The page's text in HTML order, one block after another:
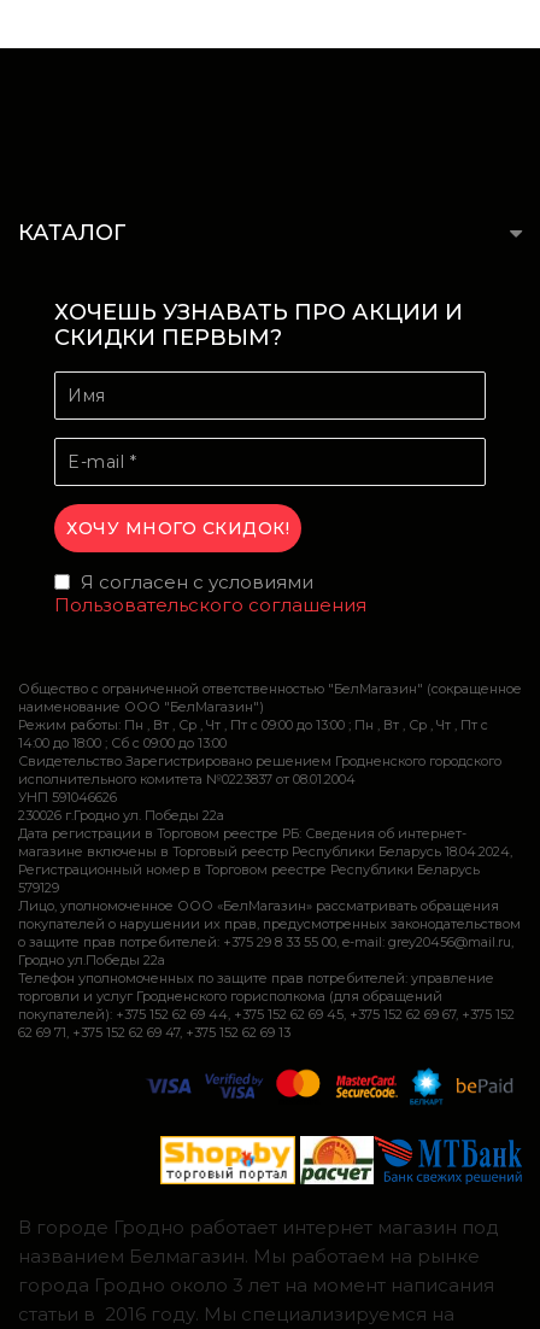
КАТАЛОГ
ХОЧЕШЬ УЗНАВАТЬ ПРО АКЦИИ И
СКИДКИ ПЕРВЫМ?
Я согласен с условиями
Пользовательского соглашения
Общество с ограниченной ответственностью "БелМагазин" (сокращенное
наименование ООО "БелМагазин")
Режим работы: Пн , Вт , Ср , Чт , Пт c 09:00 до 13:00 ; Пн , Вт , Ср , Чт , Пт c
14:00 до 18:00 ; Сб c 09:00 до 13:00
Свидетельство Зарегистрировано решением Гродненского городского
исполнительного комитета №0223837 от 08.01.2004
УНП 591046626
230026 г.Гродно ул. Победы 22а
Дата регистрации в Торговом реестре РБ: Сведения об интернет-
магазине включены в Торговый реестр Республики Беларусь 18.04.2024,
Регистрационный номер в Торговом реестре Республики Беларусь
579129
Лицо, уполномоченное ООО «БелМагазин» рассматривать обращения
покупателей о нарушении их прав, предусмотренных законодательством
о защите прав потребителей: +375 29 8 33 55 00, e-mail: grey20456@mail.ru,
Гродно ул.Победы 22а
Телефон уполномоченных по защите прав потребителей: управление
торговли и услуг Гродненского горисполкома (для обращений
покупателей): +375 152 62 69 44, +375 152 62 69 45, +375 152 62 69 67, +375 152
62 69 71, +375 152 62 69 47, +375 152 62 69 13
В городе Гродно работает интернет магазин под
названием Белмагазин. Мы работаем на рынке
города Гродно около 3 лет на момент написания
статьи в 2016 году. Мы специализируемся на